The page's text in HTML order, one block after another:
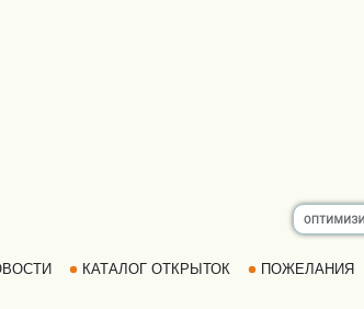
КАТАЛОГ ОТКРЫТОК ПОЖЕЛАНИЯ